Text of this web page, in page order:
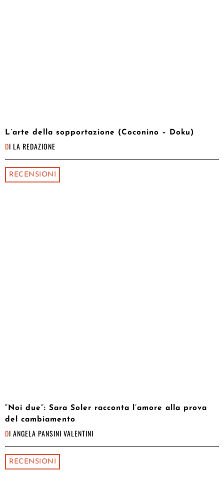
L’arte della sopportazione (Coconino – Doku)
DI LA REDAZIONE
RECENSIONI
“Noi due”: Sara Soler racconta l’amore alla prova
del cambiamento
DI ANGELA PANSINI VALENTINI
RECENSIONI